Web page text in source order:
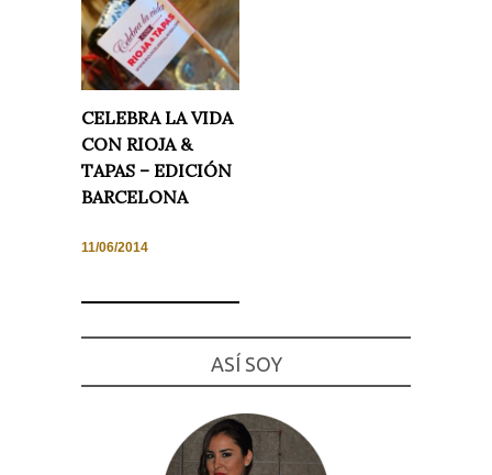
CELEBRA LA VIDA
CON RIOJA &
TAPAS – EDICIÓN
BARCELONA
11/06/2014
ASÍ SOY
Necesarias